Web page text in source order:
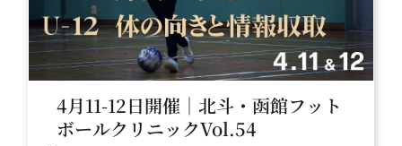
4月11-12日開催｜北斗・函館フット
ボールクリニックVol.54